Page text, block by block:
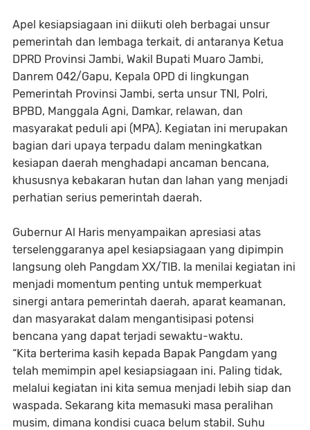
Apel kesiapsiagaan ini diikuti oleh berbagai unsur
pemerintah dan lembaga terkait, di antaranya Ketua
DPRD Provinsi Jambi, Wakil Bupati Muaro Jambi,
Danrem 042/Gapu, Kepala OPD di lingkungan
Pemerintah Provinsi Jambi, serta unsur TNI, Polri,
BPBD, Manggala Agni, Damkar, relawan, dan
masyarakat peduli api (MPA). Kegiatan ini merupakan
bagian dari upaya terpadu dalam meningkatkan
kesiapan daerah menghadapi ancaman bencana,
khususnya kebakaran hutan dan lahan yang menjadi
perhatian serius pemerintah daerah.
Gubernur Al Haris menyampaikan apresiasi atas
terselenggaranya apel kesiapsiagaan yang dipimpin
langsung oleh Pangdam XX/TIB. Ia menilai kegiatan ini
menjadi momentum penting untuk memperkuat
sinergi antara pemerintah daerah, aparat keamanan,
dan masyarakat dalam mengantisipasi potensi
bencana yang dapat terjadi sewaktu-waktu.
“Kita berterima kasih kepada Bapak Pangdam yang
telah memimpin apel kesiapsiagaan ini. Paling tidak,
melalui kegiatan ini kita semua menjadi lebih siap dan
waspada. Sekarang kita memasuki masa peralihan
musim, dimana kondisi cuaca belum stabil. Suhu